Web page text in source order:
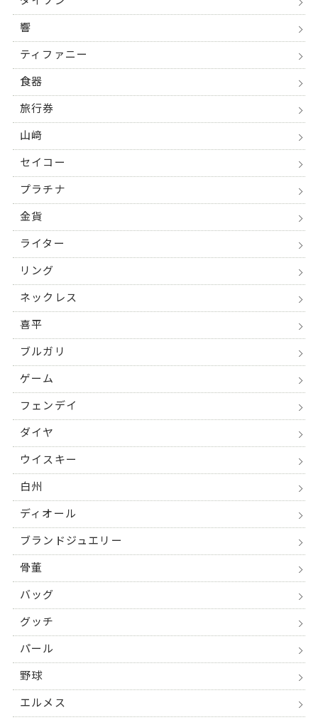
響
ティファニー
食器
旅行券
山﨑
セイコー
プラチナ
金貨
ライター
リング
ネックレス
喜平
ブルガリ
ゲーム
フェンデイ
ダイヤ
ウイスキー
白州
ディオール
ブランドジュエリー
骨董
バッグ
グッチ
パール
野球
エルメス